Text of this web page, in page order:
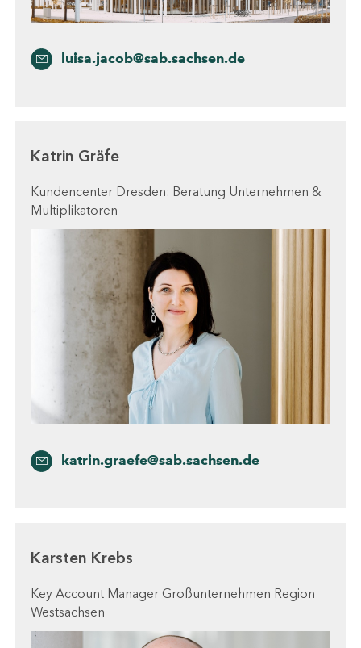
luisa.jacob@sab.sachsen.de
Katrin Gräfe
Kundencenter Dresden: Beratung Unternehmen &
Multiplikatoren
katrin.graefe@sab.sachsen.de
Karsten Krebs
Key Account Manager Großunternehmen Region
Westsachsen